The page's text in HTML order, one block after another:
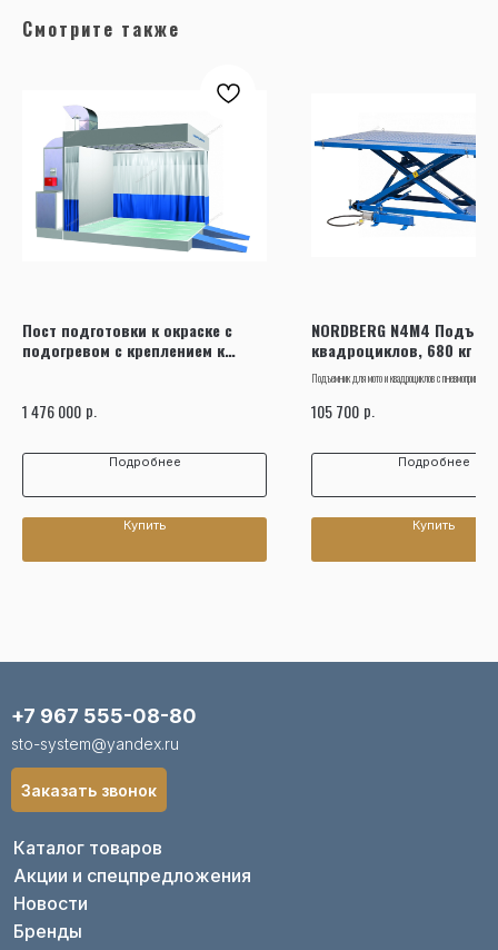
Смотрите также
Пост подготовки к окраске с
подогревом с креплением к
1 476 000 р.
Подробнее
Купить
NORDBERG N4M4
квадроциклов, 680 кг
Подъемник для мото и квадроциклов с
105 700 р.
Подробнее
Купить
Каталог товаров
Акции и спецпредложения
Новости
Бренды
+7 967 555-08-80
sto-system@yandex.ru
Заказать звонок